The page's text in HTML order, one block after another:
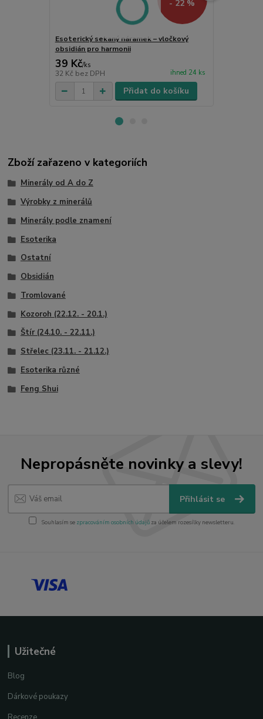
- 22 %
Esoterický sekaný náramek – vločkový
obsidián pro harmonii
39 Kč/ks
32 Kč bez DPH ihned 24 ks
Přidat do košíku
Zboží zařazeno v kategoriích
Minerály od A do Z
Výrobky z minerálů
Minerály podle znamení
Esoterika
Ostatní
Obsidián
Tromlované
Kozoroh (22.12. - 20.1.)
Štír (24.10. - 22.11.)
Střelec (23.11. - 21.12.)
Esoterika různé
Feng Shui
Nepropásněte novinky a slevy!
Přihlásit se
Souhlasím se zpracováním osobních údajůza účelem rozesílky newsletteru.
Užitečné
Blog
Dárkové poukazy